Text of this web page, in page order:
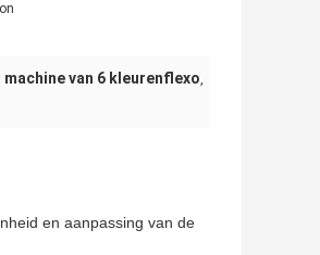
van 6 kleurenflexo,
en aanpassing van de